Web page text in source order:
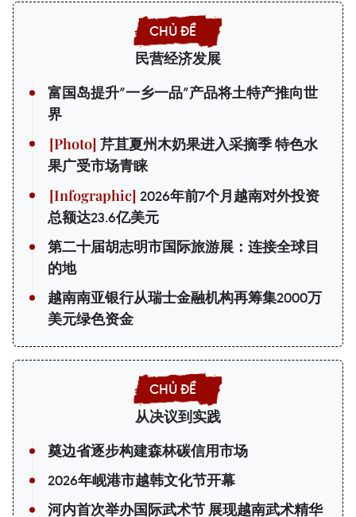
民营经济发展
富国岛提升”一乡一品”产品将土特产推向世
界
芹苴夏州木奶果进入采摘季 特色水
果广受市场青睐
2026年前7个月越南对外投资
总额达23.6亿美元
第二十届胡志明市国际旅游展：连接全球目
的地
越南南亚银行从瑞士金融机构再筹集2000万
美元绿色资金
从决议到实践
奠边省逐步构建森林碳信用市场
2026年岘港市越韩文化节开幕
河内首次举办国际武术节 展现越南武术精华